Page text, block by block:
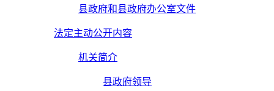
县政府和县政府办公室文件
法定主动公开内容
机关简介
县政府领导